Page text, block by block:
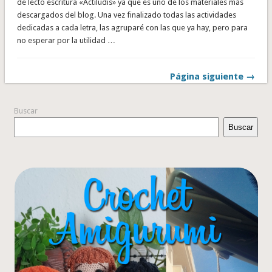
de lecto escritura «Actiludis» ya que es uno de los materiales más
descargados del blog. Una vez finalizado todas las actividades
dedicadas a cada letra, las agruparé con las que ya hay, pero para
no esperar por la utilidad …
Página siguiente →
Buscar
Buscar